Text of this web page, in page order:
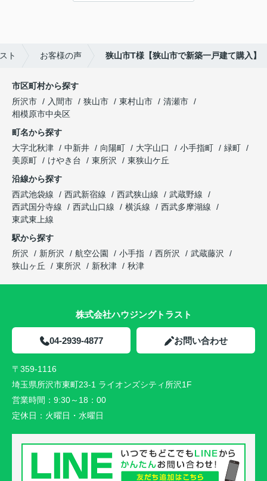
が、名村さんに対応していただいて良かったと心か
ら思っております。
親切でていねいなご対応、ありがとうございまし
た。
ト お客様の声 狭山市T様【狭山市で新築一戸建て購入】
市区町村から探す
所沢市
入間市 狭山市 東村山市
清瀬市
相模原市中央区
町名から探す
大字北秋津
中新井 向陽町 大字山口 小手指町
緑町
美原町
けやき台 東所沢
東狭山ケ丘
沿線から探す
西武池袋線
西武新宿線 西武狭山線
武蔵野線
西武国分寺線
西武山口線 横浜線
西武多摩湖線
東武東上線
駅から探す
所沢
新所沢 航空公園 小手指 西所沢
武蔵藤沢
狭山ヶ丘
東所沢 新秋津 秋津
株式会社ハウジングトラスト
04-2939-4877 お問い合わせ
〒359-1116
埼玉県所沢市東町23-1 ライオンズシティ所沢1F
営業時間： 9:30～18：00
定休日： 火曜日・水曜日